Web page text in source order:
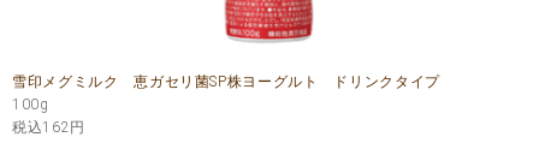
雪印メグミルク 恵ガセリ菌SP株ヨーグルト ドリンクタイプ
100g
税込162 円